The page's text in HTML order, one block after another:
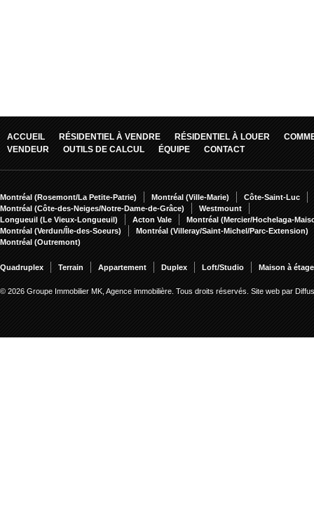
ACCUEIL RÉSIDENTIEL À VENDRE RÉSIDENTIEL À LOUER
VENDEUR
OUTILS DE CALCUL ÉQUIPE CONTACT
Montréal (Rosemont/La Petite-Patrie) Montréal (Ville-Marie)
Côte-Saint-Luc
Montréal (Côte-des-Neiges/Notre-Dame-de-Grâce)
Westmount
Longueuil (Le Vieux-Longueuil)
Acton Vale
Montréal (Mercier/Hochelaga-
Montréal (Verdun/Île-des-Soeurs)
Montréal (Villeray/Saint-Michel/Parc-Extension)
Montréal (Outremont)
Quadruplex Terrain Appartement Duplex Loft/Studio Maison à
© 2026 Groupe Immobilier MK, Agence immobilière. Tous droits réservés. Site web par